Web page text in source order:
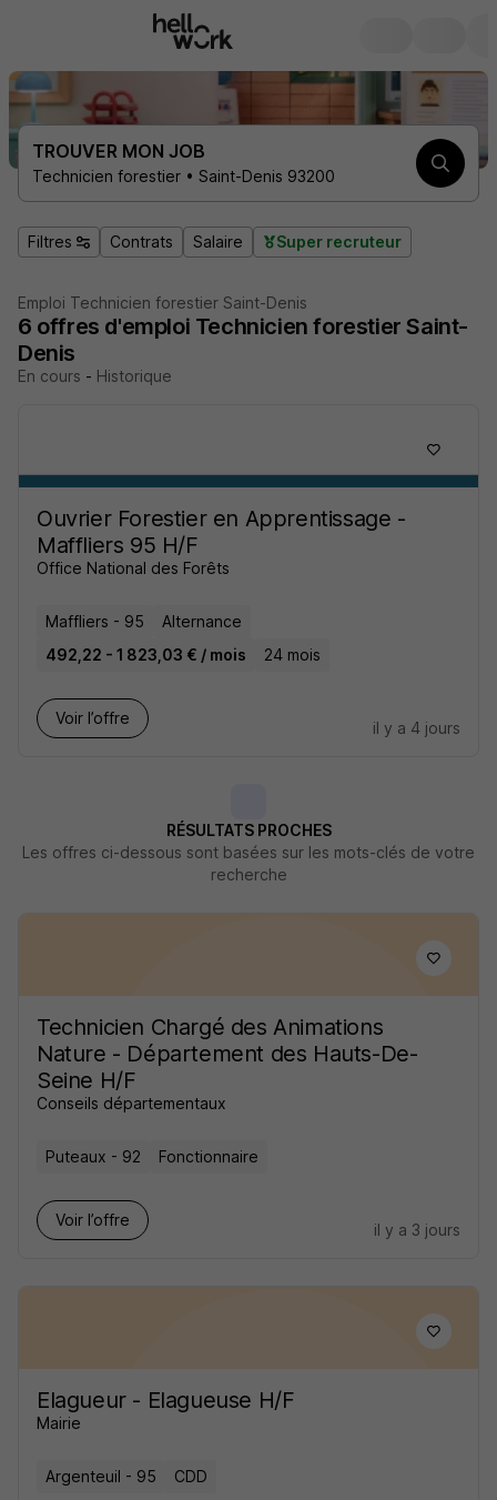
TROUVER MON JOB
Technicien forestier • Saint-Denis 93200
Filtres Contrats Salaire Super recruteur
Emploi Technicien forestier Saint-Denis
6 offres d'emploi Technicien forestier Saint-
Denis
En cours - Historique
Ouvrier Forestier en Apprentissage -
Maffliers 95 H/F
Office National des Forêts
Maffliers - 95
Alternance
492,22 - 1 823,03 € / mois
24 mois
Voir l’offre
il y a 4 jours
RÉSULTATS PROCHES
Les offres ci-dessous sont basées sur les mots-clés de votre
recherche
Technicien Chargé des Animations
Nature - Département des Hauts-De-
Seine H/F
Conseils départementaux
Puteaux - 92 Fonctionnaire
Voir l’offre
il y a 3 jours
Elagueur - Elagueuse H/F
Mairie
Argenteuil - 95 CDD